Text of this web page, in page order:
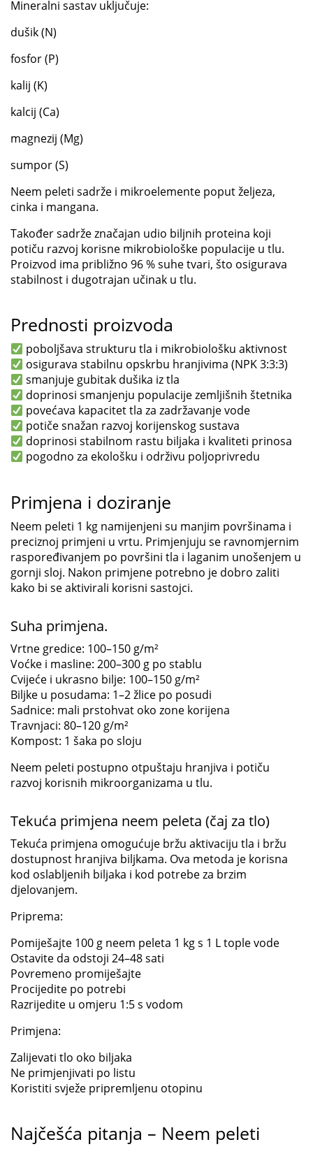
Mineralni sastav uključuje:
dušik (N)
fosfor (P)
kalij (K)
kalcij (Ca)
magnezij (Mg)
sumpor (S)
Neem peleti sadrže i mikroelemente poput željeza,
cinka i mangana.
Također sadrže značajan udio biljnih proteina koji
potiču razvoj korisne mikrobiološke populacije u tlu.
Proizvod ima približno 96 % suhe tvari, što osigurava
stabilnost i dugotrajan učinak u tlu.
Prednosti proizvoda
poboljšava strukturu tla i mikrobiološku aktivnost
osigurava stabilnu opskrbu hranjivima (NPK 3:3:3)
smanjuje gubitak dušika iz tla
doprinosi smanjenju populacije zemljišnih štetnika
povećava kapacitet tla za zadržavanje vode
potiče snažan razvoj korijenskog sustava
doprinosi stabilnom rastu biljaka i kvaliteti prinosa
pogodno za ekološku i održivu poljoprivredu
Primjena i doziranje
Neem peleti 1 kg namijenjeni su manjim površinama i
preciznoj primjeni u vrtu. Primjenjuju se ravnomjernim
raspoređivanjem po površini tla i laganim unošenjem u
gornji sloj. Nakon primjene potrebno je dobro zaliti
kako bi se aktivirali korisni sastojci.
Suha primjena.
Vrtne gredice: 100–150 g/m²
Voćke i masline: 200–300 g po stablu
Cvijeće i ukrasno bilje: 100–150 g/m²
Biljke u posudama: 1–2 žlice po posudi
Sadnice: mali prstohvat oko zone korijena
Travnjaci: 80–120 g/m²
Kompost: 1 šaka po sloju
Neem peleti postupno otpuštaju hranjiva i potiču
razvoj korisnih mikroorganizama u tlu.
Tekuća primjena neem peleta (čaj za tlo)
Tekuća primjena omogućuje bržu aktivaciju tla i bržu
dostupnost hranjiva biljkama. Ova metoda je korisna
kod oslabljenih biljaka i kod potrebe za brzim
djelovanjem.
Priprema:
Pomiješajte 100 g neem peleta 1 kg s 1 L tople vode
Ostavite da odstoji 24–48 sati
Povremeno promiješajte
Procijedite po potrebi
Razrijedite u omjeru 1:5 s vodom
Primjena:
Zalijevati tlo oko biljaka
Ne primjenjivati po listu
Koristiti svježe pripremljenu otopinu
Najčešća pitanja – Neem peleti